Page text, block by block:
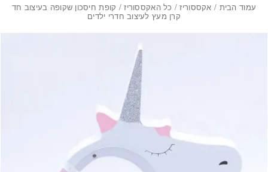
עמוד הבית / אקססוריז/ כל האקססוריז/ קופת חיסכון שקופה בעיצוב חד
קרן מעץ לעיצוב חדרי ילדים